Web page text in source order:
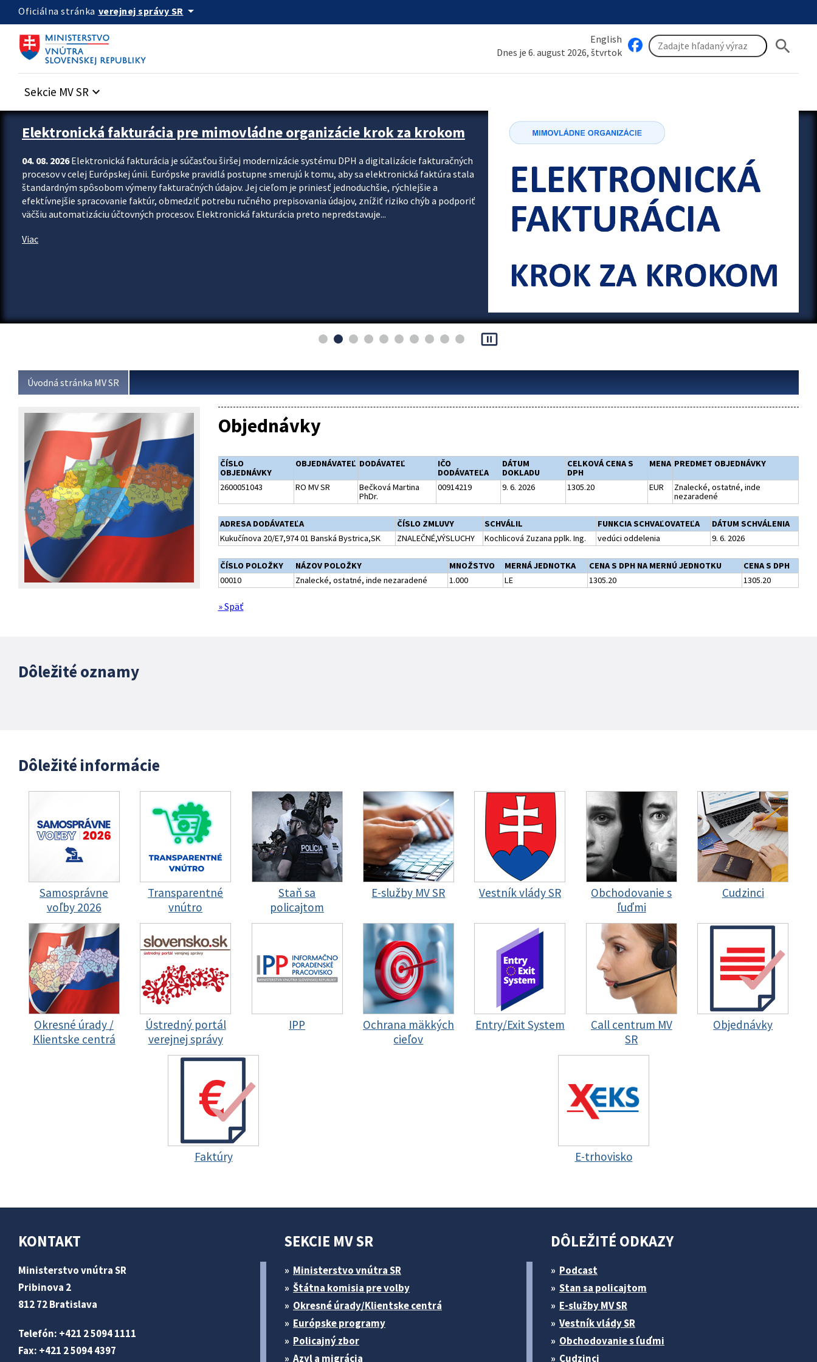
Preskocit na hlavný obsah
Oficiálna stránka verejnej správy SR arrow_drop_down
English
Dnes je 6. august 2026, štvrtok
search
Sekcie MV SR keyboard_arrow_down
Zastavit automatický posun upútavok
Elektronická fakturácia pre mimovládne organizácie krok za krokom
04. 08. 2026Elektronická fakturácia je súčasťou širšej modernizácie systému DPH a digitalizácie fakturačných
procesov v celej Európskej únii. Európske pravidlá postupne smerujú k tomu, aby sa elektronická faktúra stala
štandardným spôsobom výmeny fakturačných údajov. Jej cieľom je priniesť jednoduchšie, rýchlejšie a
efektívnejšie spracovanie faktúr, obmedziť potrebu ručného prepisovania údajov, znížiť riziko chýb a podporiť
väčšiu automatizáciu účtovných procesov. Elektronická fakturácia preto nepredstavuje...
Viac
pause_presentation
Úvodná stránka MV SR
Objednávky
ČÍSLO
OBJEDNÁVKY
OBJEDNÁVATEĽ DODÁVATEĽ
IČO
DODÁVATEĽA
DÁTUM
DOKLADU
CELKOVÁ CENA S
DPH
MENA PREDMET OBJEDNÁVKY
2600051043 RO MV SR
Bečková Martina
PhDr.
00914219 9. 6. 2026 1305.20 EUR
Znalecké, ostatné, inde
nezaradené
ADRESA DODÁVATEĽA ČÍSLO ZMLUVY SCHVÁLIL FUNKCIA SCHVAĽOVATEĽA
DÁTUM SCHVÁLENIA
Kukučínova 20/E7,974 01 Banská Bystrica,SK
ZNALEČNÉ,VÝSLUCHY Kochlicová Zuzana pplk. Ing. vedúci oddelenia 9. 6. 2026
ČÍSLO POLOŽKY NÁZOV POLOŽKY MNOŽSTVO MERNÁ JEDNOTKA CENA S DPH NA MERNÚ JEDNOTKU
CENA S DPH
00010
Znalecké, ostatné, inde nezaradené 1.000 LE 1305.20 1305.20
» Späť
Dôležité oznamy
Dôležité informácie
Samosprávne
voľby 2026
Transparentné
vnútro
Staň sa
policajtom
E-služby MV SR Vestník vlády SR
Obchodovanie s
ľuďmi
Cudzinci
Okresné úrady /
Klientske centrá
Ústredný portál
verejnej správy
IPP
Ochrana mäkkých
cieľov
Entry/Exit System
Call centrum MV
SR
Objednávky
Faktúry E-trhovisko
KONTAKT
Ministerstvo vnútra SR
Pribinova 2
812 72 Bratislava
Telefón: +421 2 5094 1111
Fax: +421 2 5094 4397
SEKCIE MV SR
Ministerstvo vnútra SR
Štátna komisia pre volby
Okresné úrady/Klientske centrá
Európske programy
Policajný zbor
Azyl a migrácia
DÔLEŽITÉ ODKAZY
Podcast
Stan sa policajtom
E-služby MV SR
Vestník vlády SR
Obchodovanie s ľuďmi
Cudzinci